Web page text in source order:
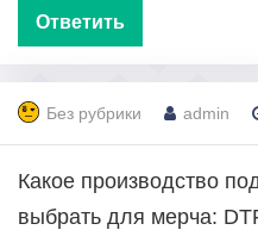
Ответить
Без рубрики admin
Какое производство
выбрать для мерча: